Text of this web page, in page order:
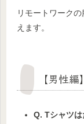
リモートワーク
えます。
【男性
Q. Tシャツは